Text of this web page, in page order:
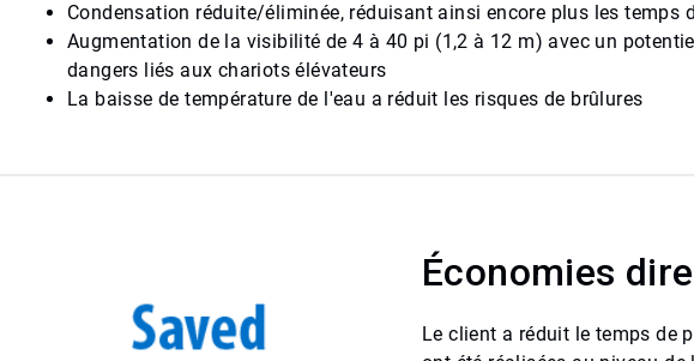
Condensation réduite/éliminée, réduisant ainsi encore plus les
Augmentation de la visibilité de 4 à 40 pi (1,2 à 12 m) avec un
dangers liés aux chariots élévateurs
La baisse de température de l'eau a réduit les risques de brûlures
Économies
Le client a réduit le temps de